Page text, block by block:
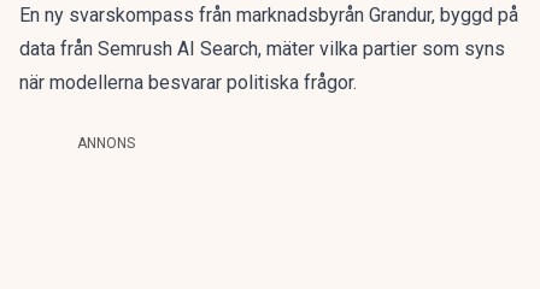
En ny svarskompass från marknadsbyrån Grandur, byggd på
data från Semrush AI Search, mäter vilka partier som syns
när modellerna besvarar politiska frågor.
ANNONS